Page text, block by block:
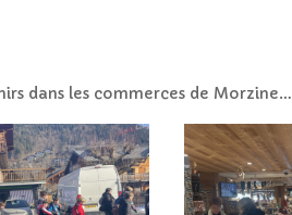
dans les commerces de Morzine…